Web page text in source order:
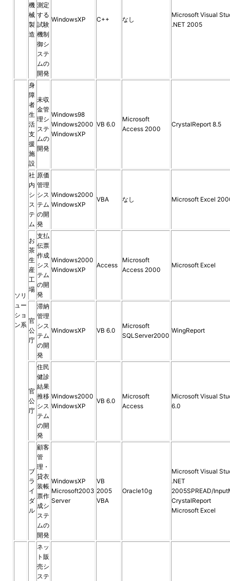
機
械
製
造
測定
する
試験
機制
御シ
ステ
ムの
開発
WindowsXP C++ なし
Microsoft Visual
.NET 2005
ソリ
ュー
ショ
ン系
身
障
者
生
活
支
援
施
設
未収
金管
理シ
ステ
ムの
開発
Windows98
Windows2000
WindowsXP
VB 6.0
Microsoft
Access 2000
CrystalReport 8.5
社
内
シ
ス
テ
ム
原価
管理
シス
テム
の開
発
Windows2000
WindowsXP
VBA なし Microsoft Excel
お
茶
生
産
工
場
支払
伝票
作成
シス
テム
の開
発
Windows2000
WindowsXP
Access
Microsoft
Access 2000
Microsoft Excel
官
公
庁
滞納
管理
シス
テム
の開
発
WindowsXP VB 6.0
Microsoft
SQLServer2000
WingReport
官
公
庁
住民
健診
結果
推移
シス
テム
の開
発
Windows2000
WindowsXP
VB 6.0
Microsoft
Access
Microsoft Visual
6.0
ブ
ラ
イ
ダ
ル
顧客
管
理・
貸衣
装帳
票作
成シ
ステ
ムの
開発
WindowsXP
Microsoft2003
Server
VB
2005
VBA
Oracle10g
Microsoft Visual
.NET
2005SPREAD/
CrystalReport
Microsoft Excel
ネッ
ト販
売シ
ステ